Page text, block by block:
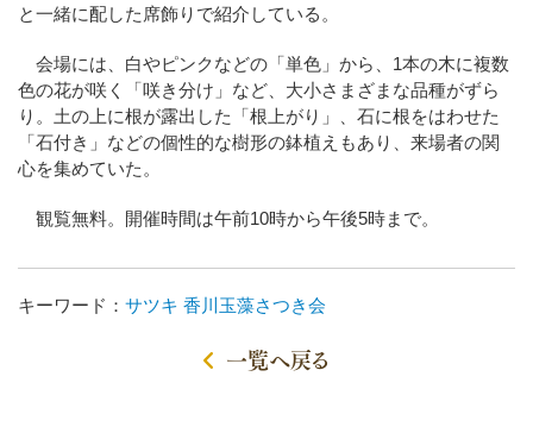
と一緒に配した席飾りで紹介している。
会場には、白やピンクなどの「単色」から、1本の木に複数
色の花が咲く「咲き分け」など、大小さまざまな品種がずら
り。土の上に根が露出した「根上がり」、石に根をはわせた
「石付き」などの個性的な樹形の鉢植えもあり、来場者の関
心を集めていた。
観覧無料。開催時間は午前10時から午後5時まで。
キーワード： サツキ 香川玉藻さつき会
一覧へ戻る